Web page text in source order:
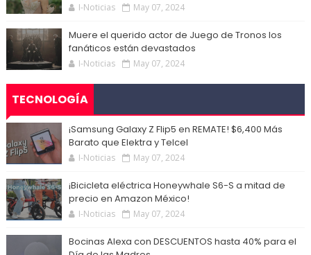
I-Noticias May 07, 2024
Muere el querido actor de Juego de Tronos los
fanáticos están devastados
I-Noticias May 07, 2024
TECNOLOGÍA
¡Samsung Galaxy Z Flip5 en REMATE! $6,400 Más
Barato que Elektra y Telcel
I-Noticias May 07, 2024
¡Bicicleta eléctrica Honeywhale S6-S a mitad de
precio en Amazon México!
I-Noticias May 07, 2024
Bocinas Alexa con DESCUENTOS hasta 40% para el